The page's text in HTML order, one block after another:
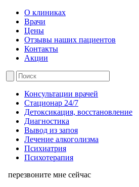
О клиниках
Врачи
Цены
Отзывы наших пациентов
Контакты
Акции
Консультации врачей
Стационар 24/7
Детоксикация, восстановление
Диагностика
Вывод из запоя
Лечение алкоголизма
Психиатрия
Психотерапия
перезвоните мне сейчас